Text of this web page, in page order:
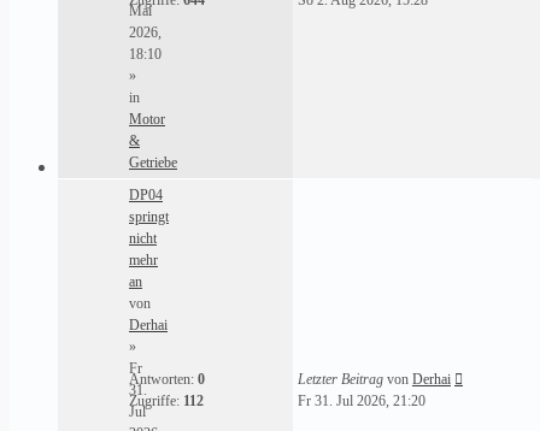
Mai
2026,
18:10
»
in
Motor
&
Getriebe
DP04
springt
nicht
mehr
an
von
Derhai
»
Fr
31.
Jul
Antworten: 0
Zugriffe: 112
Letzter Beitrag von Derhai
Fr 31. Jul 2026, 21:20